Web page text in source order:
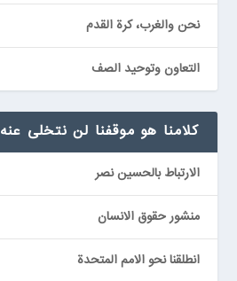
نحن والغرب، كرة القدم
التعاون وتوحيد الصف
كلامنا هو موقفنا لن نتخلى عنه
الارتباط بالحسين نصر
منشور حقوق الانسان
انطلقنا نحو الامم المتحدة